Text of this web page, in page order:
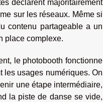
déclarent majoritairement
sur les réseaux. Même si
contenu partageable a un
place complexe.
le photobooth fonctionne
les usages numériques. On
une étape intermédiaire,
la piste de danse se vide,